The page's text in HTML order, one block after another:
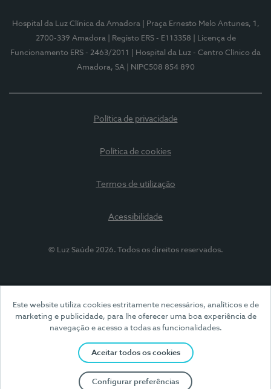
Este website utiliza cookies estritamente necessários, analíticos e de
marketing e publicidade, para lhe oferecer uma boa experiência de
navegação e acesso a todas as funcionalidades.
Aceitar todos os cookies
Configurar preferências
Hospital da Luz Clínica da Amadora
| Praça Ernesto Melo Antunes, 1,
2700-339 Amadora
| Registo ERS - E113358
| Licença de
Funcionamento ERS - 2463/2011
| Hospital da Luz - Centro Clínico da
Amadora, SA
| NIPC508 854 890
Política de privacidade
Política de cookies
Termos de utilização
Acessibilidade
© Luz Saúde 2026. Todos os direitos reservados.